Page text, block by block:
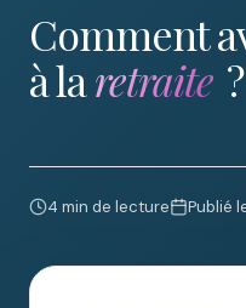
Comment
à laretraite ?
4 min de lecture Publié